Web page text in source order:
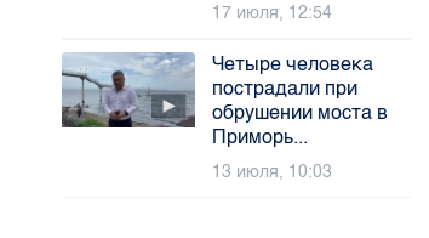
17 июля, 12:54
Четыре человека
пострадали при
обрушении моста в
Приморь...
13 июля, 10:03